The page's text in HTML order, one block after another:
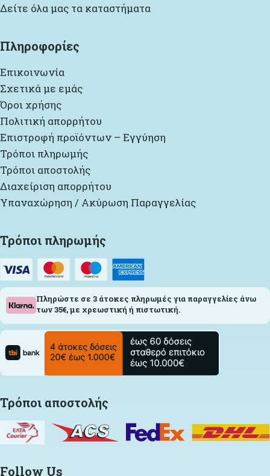
Δείτε όλα μας τα καταστήματα
Πληροφορίες
Επικοινωνία
Σχετικά με εμάς
Όροι χρήσης
Πολιτική απορρήτου
Επιστροφή προϊόντων – Εγγύηση
Τρόποι πληρωμής
Τρόποι αποστολής
Διαχείριση απορρήτου
Υπαναχώρηση / Ακύρωση Παραγγελίας
Τρόποι πληρωμής
Πληρώστε σε 3 άτοκες πληρωμές για παραγγελίες άνω
των 35€, με χρεωστική ή πιστωτική.
Τρόποι αποστολής
Follow Us